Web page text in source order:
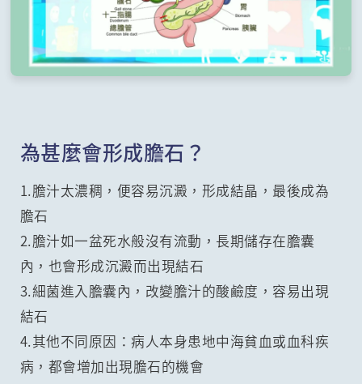
為甚麼會形成膽石？
1.膽汁太濃稠，便容易沉澱，形成結晶，最後成為
膽石
2.膽汁如一盆死水般沒有流動，長期儲存在膽囊
內，也會形成沉澱而出現結石
3.細菌進入膽囊內，改變膽汁的酸鹼度，容易出現
結石
4.其他不同原因：病人本身患地中海貧血或血科疾
病，都會增加出現膽石的機會